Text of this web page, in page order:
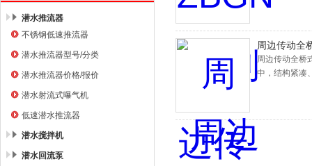
潜水推流器
不锈钢低速推流器
潜水推流器型号/分类
潜水推流器价格/报价
潜水射流式曝气机
低速潜水推流器
潜水搅拌机
潜水回流泵
周边传动全
周边传动全桥
中，结构紧凑